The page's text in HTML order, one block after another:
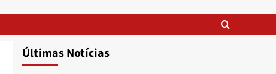
Últimas Notícias